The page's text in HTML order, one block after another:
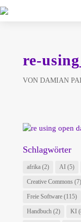
re-
VON DAMIAN
Schlagwörter
afrika(2) AI(5)
Creative Commons(7)
Freie Software(115)
Handbuch(2) KI